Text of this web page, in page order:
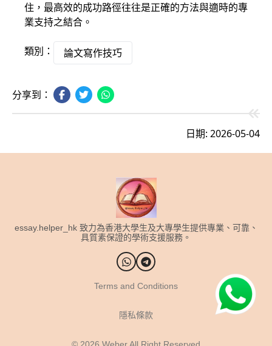
住，最高效的成功路徑往往是正確的方法與適時的專
業支持之結合。
類別： 論文寫作技巧
分享到：
日期: 2026-05-04
essay.helper_hk 致力為香港大學生及大專學生提供專業、可靠、
具質素保證的學術支援服務。
Terms and Conditions
隱私條款